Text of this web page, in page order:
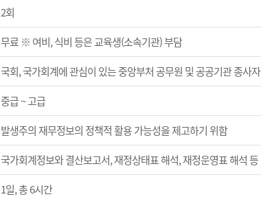
2회
무료 ※ 여비, 식비 등은 교육생(소속기관) 부담
국회, 국가회계에 관심이 있는 중앙부처 공무원 및 공공기관 종사자
중급 ~ 고급
발생주의 재무정보의 정책적 활용 가능성을 제고하기 위함
국가회계정보와 결산보고서, 재정상태표 해석, 재정운영표 해석 등
1일, 총 6시간